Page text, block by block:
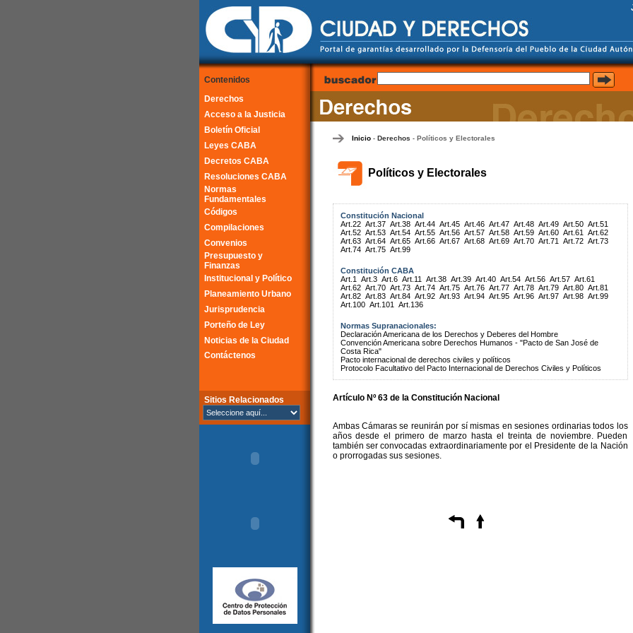
Contenidos
Derechos
Acceso a la Justicia
Boletín Oficial
Leyes CABA
Decretos CABA
Resoluciones CABA
Normas
Fundamentales
Códigos
Compilaciones
Convenios
Presupuesto y
Finanzas
Institucional y Político
Planeamiento Urbano
Jurisprudencia
Porteño de Ley
Noticias de la Ciudad
Contáctenos
Sitios Relacionados
Inicio- Derechos - Políticos y Electorales
Políticos y Electorales
Constitución Nacional
Art.22 Art.37 Art.38 Art.44 Art.45 Art.46 Art.47 Art.48 Art.49 Art.50 Art.51
Art.52 Art.53 Art.54 Art.55 Art.56 Art.57 Art.58 Art.59 Art.60 Art.61
Art.62
Art.63 Art.64 Art.65 Art.66 Art.67 Art.68 Art.69 Art.70 Art.71 Art.72 Art.73
Art.74 Art.75 Art.99
Constitución CABA
Art.1
Art.3 Art.6 Art.11 Art.38 Art.39 Art.40 Art.54 Art.56 Art.57 Art.61
Art.62 Art.70 Art.73 Art.74 Art.75 Art.76 Art.77 Art.78 Art.79 Art.80 Art.81
Art.82 Art.83 Art.84 Art.92 Art.93 Art.94 Art.95 Art.96 Art.97 Art.98 Art.99
Art.100 Art.101 Art.136
Normas Supranacionales:
Declaración Americana de los Derechos y Deberes del Hombre
Convención Americana sobre Derechos Humanos - "Pacto de San José de
Costa Rica"
Pacto internacional de derechos civiles y políticos
Protocolo Facultativo del Pacto Internacional de Derechos Civiles y Políticos
Artículo Nº 63 de la Constitución Nacional
Ambas Cámaras se reunirán por sí mismas en sesiones ordinarias todos los
años desde el primero de marzo hasta el treinta de noviembre. Pueden
también ser convocadas extraordinariamente por el Presidente de la Nación
o prorrogadas sus sesiones.